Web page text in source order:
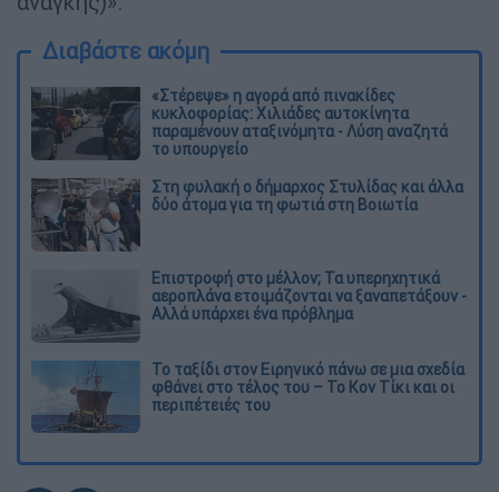
Διαβάστε ακόμη
«Στέρεψε» η αγορά από πινακίδες
κυκλοφορίας: Χιλιάδες αυτοκίνητα
παραμένουν αταξινόμητα - Λύση αναζητά
το υπουργείο
Στη φυλακή ο δήμαρχος Στυλίδας και άλλα
δύο άτομα για τη φωτιά στη Βοιωτία
Επιστροφή στο μέλλον; Τα υπερηχητικά
αεροπλάνα ετοιμάζονται να ξαναπετάξουν -
Αλλά υπάρχει ένα πρόβλημα
Το ταξίδι στον Ειρηνικό πάνω σε μια σχεδία
φθάνει στο τέλος του – Το Κον Τίκι και οι
περιπέτειές του